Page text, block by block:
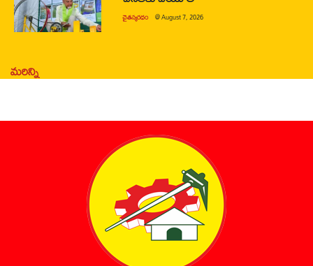
చైతన్యరధం @August 7, 2026
మరిన్ని